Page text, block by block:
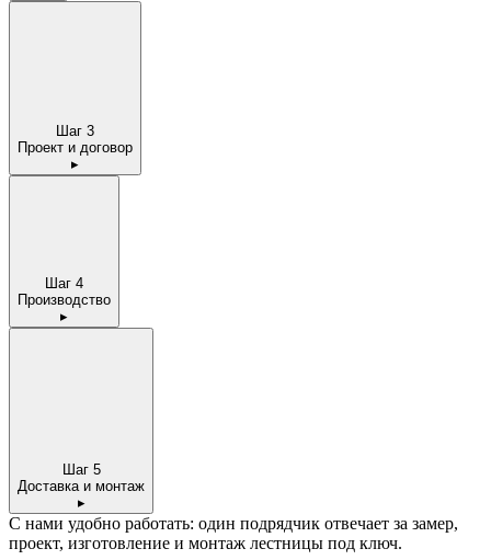
Шаг 3
Проект и договор
▸
Шаг 4
Производство
▸
Шаг 5
Доставка и монтаж
▸
С нами удобно работать: один подрядчик отвечает за замер,
проект, изготовление и монтаж лестницы под ключ.